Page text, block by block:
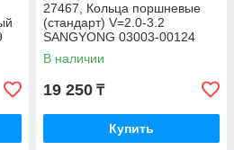
27467, Кольца поршневые
(стандарт) V=2.0-3.2
SANGYONG 03003-00124
В наличии
19 250 ₸
Купить